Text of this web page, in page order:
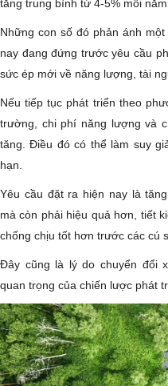
tăng trung bình từ 4-5% mỗi
Những con số đó phản ánh
nay đang đứng trước yêu cầu
sức ép mới về năng lượng, tài
Nếu tiếp tục phát triển theo
trường, chi phí năng lượng và
tăng. Điều đó có thể làm suy
hạn.
Yêu cầu đặt ra hiện nay là
mà còn phải hiệu quả hơn, tiết
chống chịu tốt hơn trước các cú
Đây cũng là lý do chuyển đổi
quan trọng của chiến lược phát